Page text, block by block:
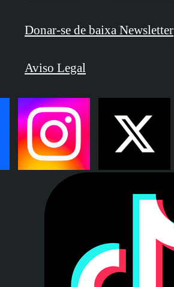
Donar-se de baixa Newsletter
Aviso Legal